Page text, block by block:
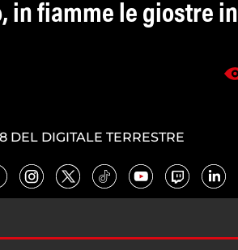
in fiamme le giostre in
DEL DIGITALE TERRESTRE